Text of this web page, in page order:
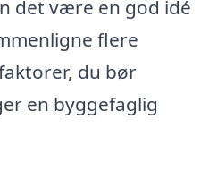
det være en god idé
flere
du bør
en byggefaglig